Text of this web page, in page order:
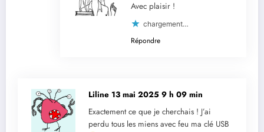
Avec plaisir !
chargement…
Répondre
Liline 13 mai 2025 9 h 09 min
Exactement ce que je cherchais ! J’ai
perdu tous les miens avec feu ma clé USB